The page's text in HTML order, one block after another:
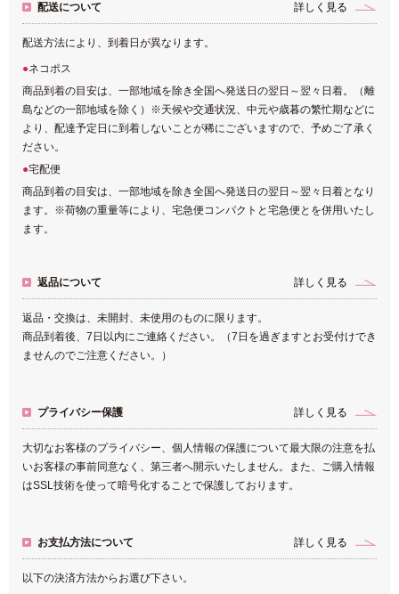
配送について 詳しく見る
配送方法により、到着日が異なります。
ネコポス
商品到着の目安は、一部地域を除き全国へ発送日の翌日～翌々日着。（離
島などの一部地域を除く）※天候や交通状況、中元や歳暮の繁忙期などに
より、配達予定日に到着しないことが稀にございますので、予めご了承く
ださい。
宅配便
商品到着の目安は、一部地域を除き全国へ発送日の翌日～翌々日着となり
ます。※荷物の重量等により、宅急便コンパクトと宅急便とを併用いたし
ます。
返品について 詳しく見る
返品・交換は、未開封、未使用のものに限ります。
商品到着後、7日以内にご連絡ください。（7日を過ぎますとお受付けでき
ませんのでご注意ください。）
プライバシー保護 詳しく見る
大切なお客様のプライバシー、個人情報の保護について最大限の注意を払
いお客様の事前同意なく、第三者へ開示いたしません。また、ご購入情報
はSSL技術を使って暗号化することで保護しております。
お支払方法について 詳しく見る
以下の決済方法からお選び下さい。